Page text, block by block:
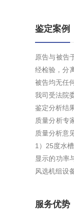
鉴定案例
原告与被告
经检验，分
被告均无任
我司受法院
鉴定分析结
质量分析专
质量分析意
1）25度水
显示的功率
风选机组设
服务优势